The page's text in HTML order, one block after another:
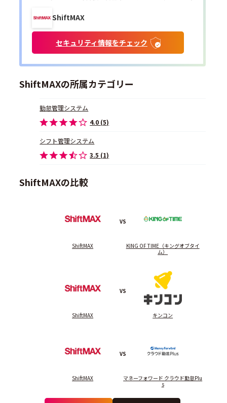
ShiftMAX
セキュリティ情報をチェック
ShiftMAXの所属カテゴリー
勤怠管理システム
4.0 (5)
シフト管理システム
3.5 (1)
ShiftMAXの比較
ShiftMAX
VS
KING OF TIME（キングオブタイ
ム）
ShiftMAX
VS
キンコン
ShiftMAX
VS
マネーフォワード クラウド勤怠Plu
s